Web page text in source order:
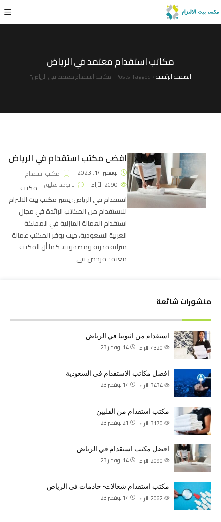
مكاتب استقدام معتمد في الرياض
الصفحة الرئيسية› Posts Tagged "مكاتب استقدام معتمد في الرياض"
افضل مكتب استقدام في الرياض
نوفمبر 14, 2023
مكتب استقدام
لا يوجد تعليق
الآراء
مكتب
استقدام في الرياض: يعتبر مكتب بيت الالتزام
للاستقدام من المكاتب الرائدة في مجال
استقدام العمالة المنزلية في المملكة
العربية السعودية، حيث يوفر المكتب عمالة
منزلية مدربة ومضمونة، كما أن المكتب
معتمد مرخص في
منشورات شائعة
استقدام من اثيوبيا في الرياض
14 نوفمبر 23 الآراء
افضل مكاتب الاستقدام في السعودية
14 نوفمبر 23 الآراء
مكتب استقدام من الفلبين
21 نوفمبر 23 الآراء
افضل مكتب استقدام في الرياض
14 نوفمبر 23 الآراء
مكتب استقدام شغالات- خادمات في الرياض
14 نوفمبر 23 الآراء